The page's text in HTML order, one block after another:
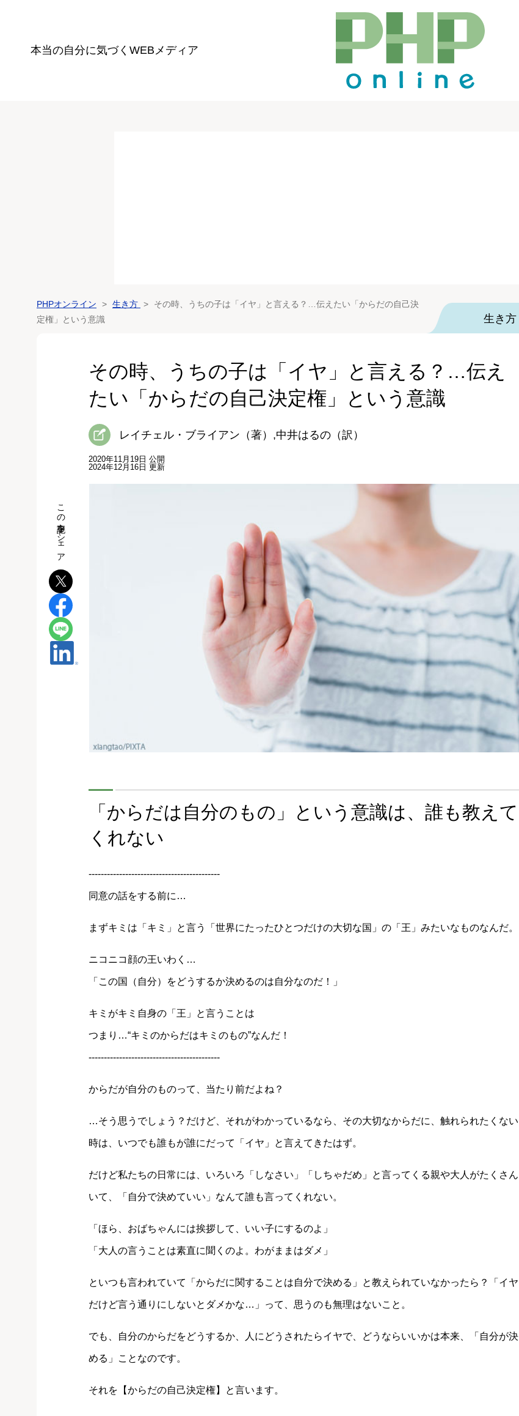
本当の自分に気づく WEBメディア
PHPオンライン 生き方
その時、うちの子は「イヤ」と言える？…伝えたい「からだの自己決
定権」という意識
生き方
その時、うちの子は「イヤ」と言える？…伝え
たい「からだの自己決定権」という意識
レイチェル・ブライアン（著）,中井はるの（訳）
2020年11月19日 公開
2024年12月16日 更新
「からだは自分のもの」という意識は、誰も教えて
くれない
-------------------------------------------
同意の話をする前に…
まずキミは「キミ」と言う「世界にたったひとつだけの大切な国」の「王」みたいなものなんだ。
ニコニコ顔の王いわく…
「この国（自分）をどうするか決めるのは自分なのだ！」
キミがキミ自身の「王」と言うことは
つまり…“キミのからだはキミのもの”なんだ！
-------------------------------------------
からだが自分のものって、当たり前だよね？
…そう思うでしょう？だけど、それがわかっているなら、その大切なからだに、触れられたくない
時は、いつでも誰もが誰にだって「イヤ」と言えてきたはず。
だけど私たちの日常には、いろいろ「しなさい」「しちゃだめ」と言ってくる親や大人がたくさん
いて、「自分で決めていい」なんて誰も言ってくれない。
「ほら、おばちゃんには挨拶して、いい子にするのよ」
「大人の言うことは素直に聞くのよ。わがままはダメ」
といつも言われていて「からだに関することは自分で決める」と教えられていなかったら？「イヤ
だけど言う通りにしないとダメかな…」って、思うのも無理はないこと。
でも、自分のからだをどうするか、人にどうされたらイヤで、どうならいいかは本来、「自分が決
める」ことなのです。
それを【からだの自己決定権】と言います。
この記事をシェア